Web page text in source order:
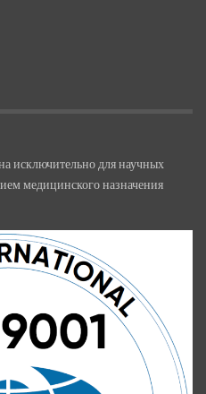
исключительно для научных
медицинского назначения